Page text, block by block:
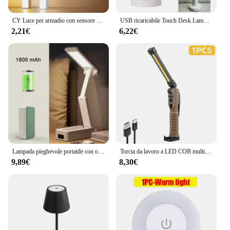
CY Luce per armadio con sensore di movimento a LED ricaricabile wireless - Ideale per armadio, cucina, armadio, scale - Notte a batteria
2,21€
USB ricaricabile Touch Desk Lamp Wireless comodino decorativo LED lampada da tavolo ristorante Coffee Bar Home Mood Lighting Night Light
6,22€
Lampada pieghevole portatile con orologio tipo di ricarica USB pieghevole lampada da tavolo a LED lampada da lettura a LED ricaricabile a risparmio energetico
9,89€
Torcia da lavoro a LED COB multifunzione torcia ricaricabile USB torcia a LED pieghevole per lampada di ispezione di emergenza esterna
8,30€